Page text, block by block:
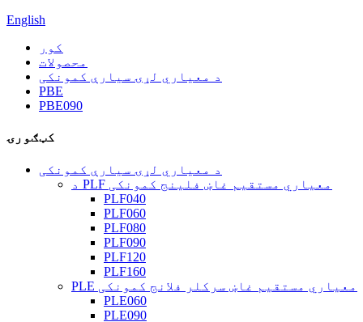
English
کور
محصولات
د معیاري لړۍ سیارې کمونکی
PBE
PBE090
کټګورۍ
د معیاري لړۍ سیارې کمونکی
د PLF معیاري مستقیم غاښ فلینج کمونکی
PLF040
PLF060
PLF080
PLF090
PLF120
PLF160
PLE معیاري مستقیم غاښ سرکلر فلانج کمونکی
PLE060
PLE090